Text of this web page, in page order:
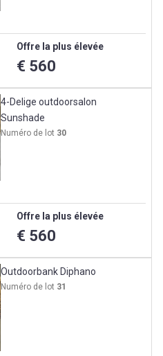
Offre la plus élevée
€ 560
4-Delige outdoorsalon
Sunshade
Numéro de lot 30
Offre la plus élevée
€ 560
Outdoorbank Diphano
Numéro de lot 31